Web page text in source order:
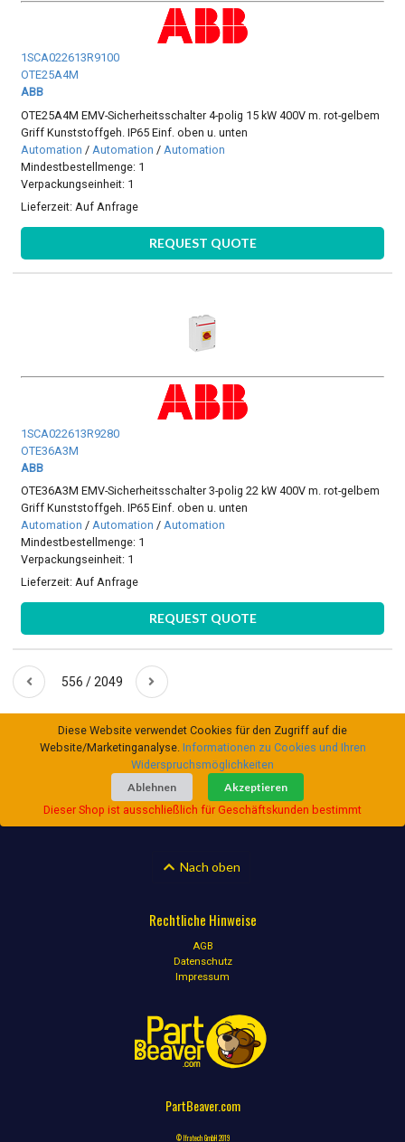
1SCA022613R9100
OTE25A4M
ABB
OTE25A4M EMV-Sicherheitsschalter 4-polig 15 kW 400V m. rot-gelbem
Griff Kunststoffgeh. IP65 Einf. oben u. unten
Automation / Automation / Automation
Mindestbestellmenge: 1
Verpackungseinheit: 1
Lieferzeit:Auf Anfrage
REQUEST QUOTE
1SCA022613R9280
OTE36A3M
ABB
OTE36A3M EMV-Sicherheitsschalter 3-polig 22 kW 400V m. rot-gelbem
Griff Kunststoffgeh. IP65 Einf. oben u. unten
Automation /Automation /Automation
Mindestbestellmenge: 1
Verpackungseinheit: 1
Lieferzeit:Auf Anfrage
REQUEST QUOTE
556 / 2049
Diese Website verwendet Cookies für den Zugriff auf die
Website/Marketinganalyse. Informationen zu Cookies und Ihren
Widerspruchsmöglichkeiten
Ablehnen
Akzeptieren
Dieser Shop ist ausschließlich für Geschäftskunden bestimmt
Nach oben
Rechtliche Hinweise
AGB
Datenschutz
Impressum
PartBeaver.com
© Ifratech GmbH 2019